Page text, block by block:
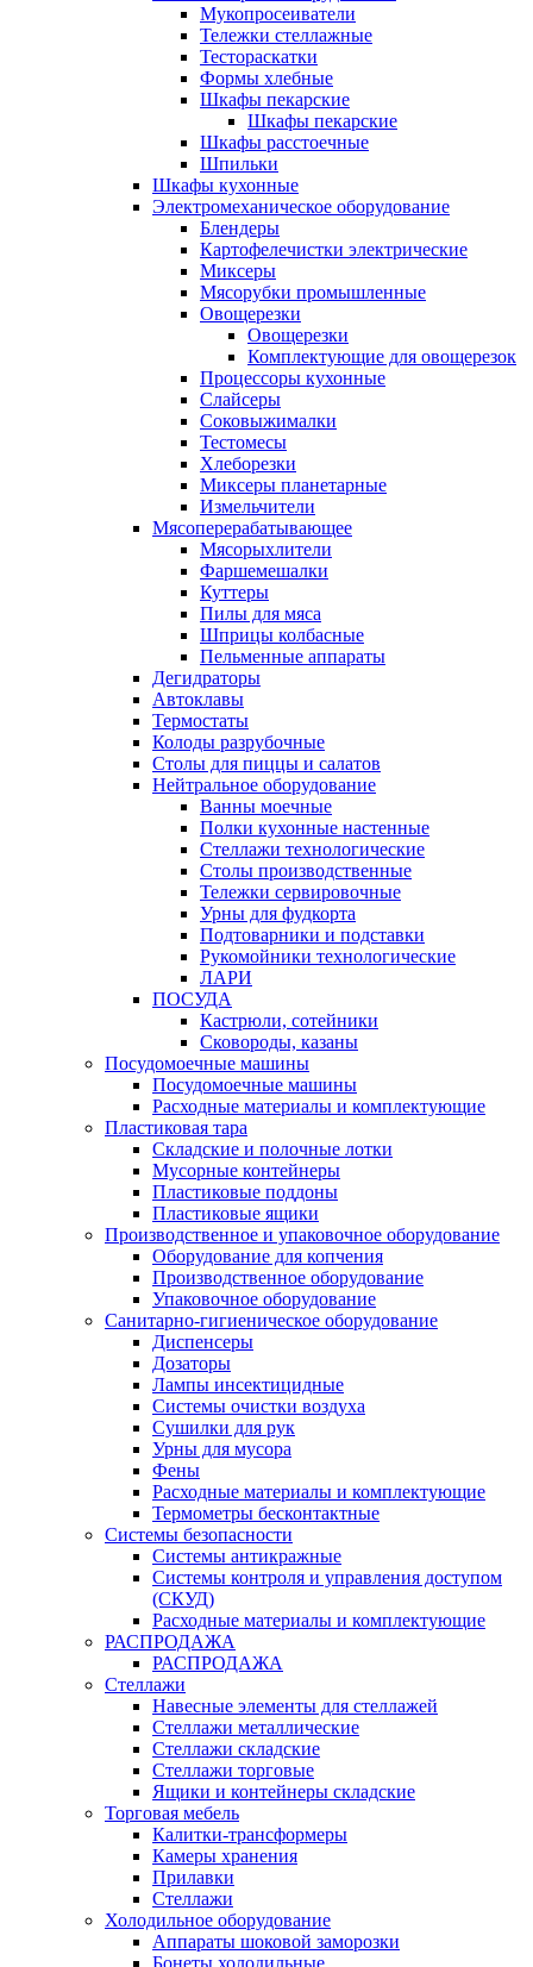
Мукопросеиватели
Тележки стеллажные
Тестораскатки
Формы хлебные
Шкафы пекарские
Шкафы пекарские
Шкафы расстоечные
Шпильки
Шкафы кухонные
Электромеханическое оборудование
Блендеры
Картофелечистки электрические
Миксеры
Мясорубки промышленные
Овощерезки
Овощерезки
Комплектующие для овощерезок
Процессоры кухонные
Слайсеры
Соковыжималки
Тестомесы
Хлеборезки
Миксеры планетарные
Измельчители
Мясоперерабатывающее
Мясорыхлители
Фаршемешалки
Куттеры
Пилы для мяса
Шприцы колбасные
Пельменные аппараты
Дегидраторы
Автоклавы
Термостаты
Колоды разрубочные
Столы для пиццы и салатов
Нейтральное оборудование
Ванны моечные
Полки кухонные настенные
Стеллажи технологические
Столы производственные
Тележки сервировочные
Урны для фудкорта
Подтоварники и подставки
Рукомойники технологические
ЛАРИ
ПОСУДА
Кастрюли, сотейники
Сковороды, казаны
Посудомоечные машины
Посудомоечные машины
Расходные материалы и комплектующие
Пластиковая тара
Складские и полочные лотки
Мусорные контейнеры
Пластиковые поддоны
Пластиковые ящики
Производственное и упаковочное оборудование
Оборудование для копчения
Производственное оборудование
Упаковочное оборудование
Санитарно-гигиеническое оборудование
Диспенсеры
Дозаторы
Лампы инсектицидные
Системы очистки воздуха
Сушилки для рук
Урны для мусора
Фены
Расходные материалы и комплектующие
Термометры бесконтактные
Системы безопасности
Системы антикражные
Системы контроля и управления доступом
(СКУД)
Расходные материалы и комплектующие
РАСПРОДАЖА
РАСПРОДАЖА
Стеллажи
Навесные элементы для стеллажей
Стеллажи металлические
Стеллажи складские
Стеллажи торговые
Ящики и контейнеры складские
Торговая мебель
Калитки-трансформеры
Камеры хранения
Прилавки
Стеллажи
Холодильное оборудование
Аппараты шоковой заморозки
Бонеты холодильные